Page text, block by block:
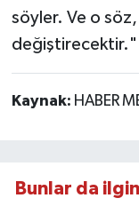
söyler. Ve o söz,
değiştirecektir."
Kaynak: HABER
Bunlar da